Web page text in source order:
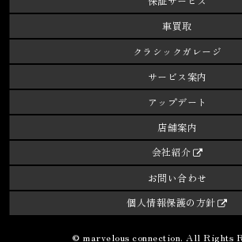
車買取
クラシックガレージ
サービス案内
アップデート
店舗案内
会社紹介
お問い合わせ
個人情報保護の方針
© marvelous connection. All Rights